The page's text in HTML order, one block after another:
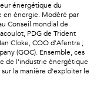
énergétique du
en énergie. Modéré par
Conseil mondial de
PDG de Trident
Cloke, COO d'Afentra ;
(GOC). Ensemble, ces
de l'industrie énergétique
la manière d'exploiter le